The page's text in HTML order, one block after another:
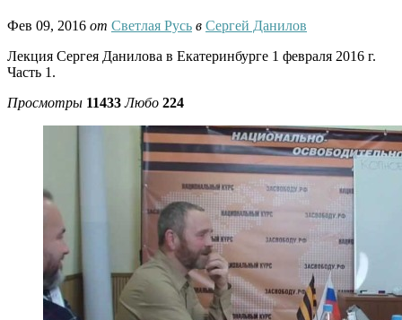
Фев 09, 2016 от Светлая Русь в Сергей Данилов
Лекция Сергея Данилова в Екатеринбурге 1 февраля 2016 г.
Часть 1.
Просмотры 11433 Любо 224